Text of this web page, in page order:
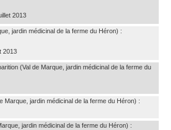
2013
jardin médicinal de la ferme du Héron) :
2013
(Val de Marque, jardin médicinal de la ferme du
Marque, jardin médicinal de la ferme du Héron) :
jardin médicinal de la ferme du Héron) :